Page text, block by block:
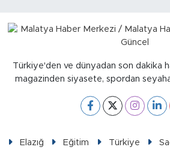
Türkiye'den ve dünyadan son dakika
magazinden siyasete, spordan
Elazığ Eğitim Türkiye